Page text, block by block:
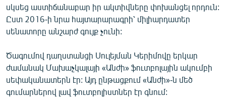
սկսեց աստիճանաբար իր ակտիվները փոխանցել որդուն:
Ըստ 2016-ի նրա հայտարարագրի՝ միլիարդատեր
սենատորը անշարժ գույք չունի:
Ծագումով դաղստանցի Սուլեյման Կերիմովը երկար
ժամանակ Մախաչկալայի «Անժի» ֆուտբոլային ակումբի
սեփականատերն էր: Այդ ընթացքում «Անժի»-ն մեծ
գումարներով լավ ֆուտբոլիստներ էր գնում: